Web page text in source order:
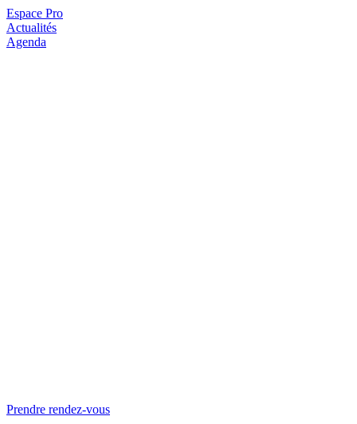
Espace Pro
Actualités
Agenda
Prendre rendez-vous